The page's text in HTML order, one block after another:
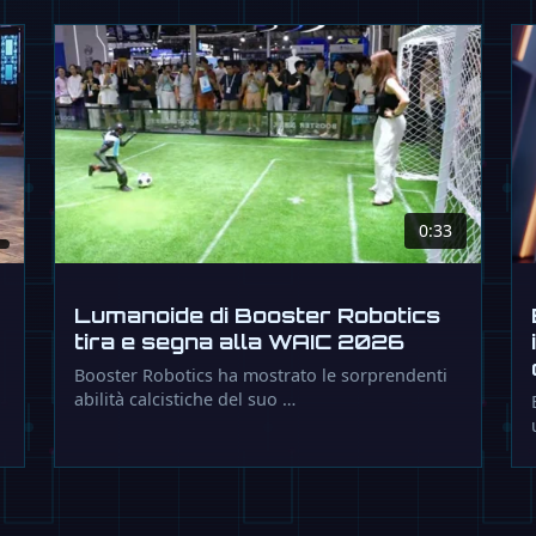
0:33
Lumanoide di Booster Robotics
tira e segna alla WAIC 2026
Booster Robotics ha mostrato le sorprendenti
abilità calcistiche del suo …